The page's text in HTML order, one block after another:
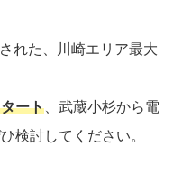
れた、川崎エリア最大
ート 、武蔵小杉から電
検討してください。